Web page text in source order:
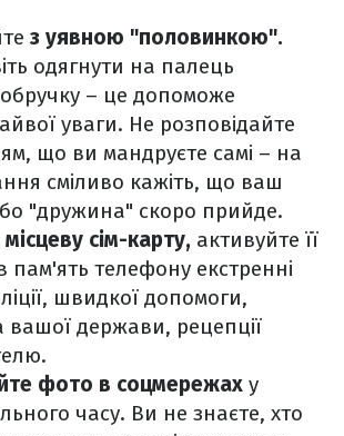
з уявною "половинкою".
одягнути на палець
– це допоможе
уваги. Не розповідайте
що ви мандруєте самі – на
сміливо кажіть, що ваш
"дружина" скоро прийде.
місцеву сім-карту, активуйте її
пам'ять телефону екстренні
швидкої допомоги,
вашої держави, рецепції
фото в соцмережах у
часу. Ви не знаєте, хто